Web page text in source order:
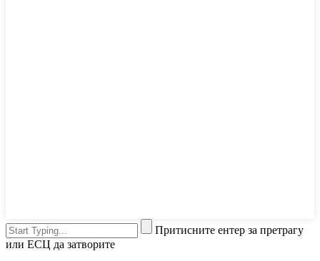
Притисните ентер за претрагу
или ЕСЦ да затворите